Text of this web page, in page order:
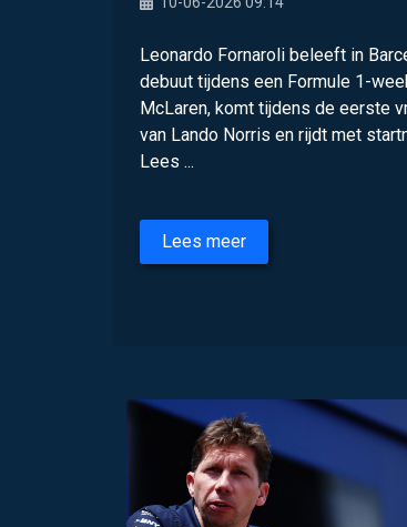
Leonardo Fornaroli beleeft in
debuut tijdens een Formule 1-
McLaren, komt tijdens de eerste
van Lando Norris en rijdt met
Lees ...
Lees meer